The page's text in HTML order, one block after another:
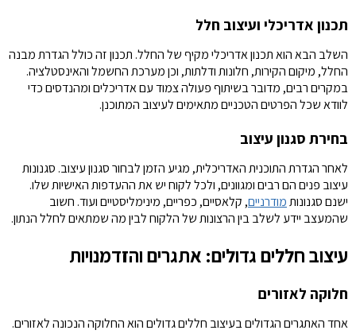
תכנון אדריכלי ועיצוב חלל
השלב הבא הוא תכנון אדריכלי מקיף של החלל. תכנון זה כולל הגדרת מבנה
החלל, מיקום הקירות, חלונות ודלתות, וכן מערכת החשמל והאינסטלציה.
במקרים רבים, מדובר בשיתוף פעולה צמוד עם אדריכלים ומהנדסים כדי
לוודא שכל הפרטים הטכניים מתאימים לעיצוב המתוכנן.
בחירת סגנון עיצוב
לאחר הגדרת התוכנית האדריכלית, מגיע הזמן לבחור סגנון עיצוב. סגנונות
עיצוב פנים הם רבים ומגוונים, ולכל לקוח יש את ההעדפות האישיות שלו.
ישנם סגנונותמודרניים, קלאסיים, כפריים, מינימליסטיים ועוד. חשוב
שהמעצב יידע לשלב בין הרצונות של הלקוח לבין מה שמתאים לחלל הנתון.
עיצוב חללים גדולים: אתגרים והזדמנויות
חלוקה לאזורים
אחד האתגרים הגדולים בעיצוב חללים גדולים הוא החלוקה הנכונה לאזורים.